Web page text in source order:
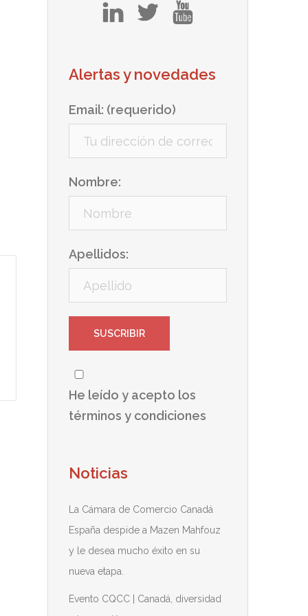
tw
Alertas y novedades
Email: (requerido)
Nombre:
Apellidos:
He leído y acepto los
términos y condiciones
Noticias
La Cámara de Comercio Canadá
España despide a Mazen Mahfouz
y le desea mucho éxito en su
nueva etapa.
Evento CQCC | Canadá, diversidad